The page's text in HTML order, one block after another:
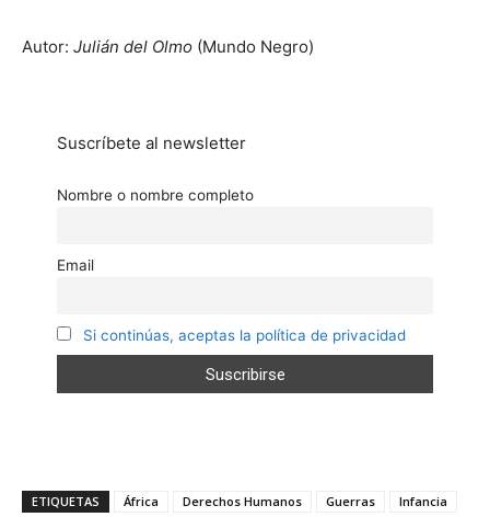
Autor: Julián del Olmo (Mundo Negro)
Suscríbete al newsletter
Nombre o nombre completo
Email
Si continúas, aceptas la política de privacidad
ETIQUETAS África Derechos Humanos Guerras
Infancia